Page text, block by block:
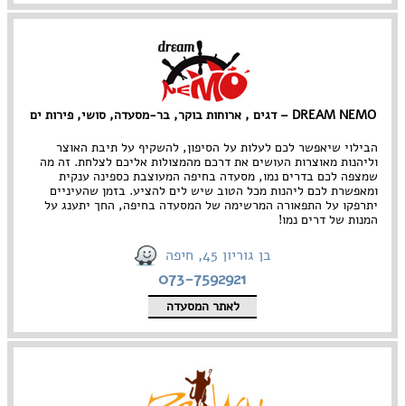
DREAM NEMO – דגים , ארוחות בוקר, בר-מסעדה, סושי, פירות ים
הבילוי שיאפשר לכם לעלות על הסיפון, להשקיף על תיבת האוצר
וליהנות מאוצרות העושים את דרכם מהמצולות אליכם לצלחת. זה מה
שמצפה לכם בדרים נמו, מסעדה בחיפה המעוצבת כספינה ענקית
ומאפשרת לכם ליהנות מכל הטוב שיש לים להציע. בזמן שהעיניים
יתרפקו על התפאורה המרשימה של המסעדה בחיפה, החך יתענג על
המנות של דרים נמו!
בן גוריון 45, חיפה
073-7592921
לאתר המסעדה